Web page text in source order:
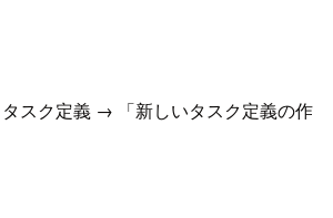
スク定義 → 「新しいタスク定義の作